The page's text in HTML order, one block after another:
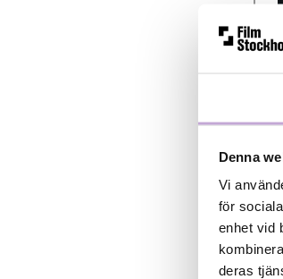
Denna
Vi
för
enhet vid
deras